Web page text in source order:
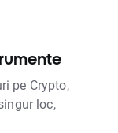
pe Crypto,
loc,